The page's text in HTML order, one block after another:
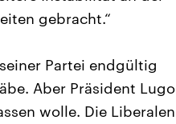
gebracht.“
Partei endgültig
Aber Präsident Lugo
wolle. Die Liberalen